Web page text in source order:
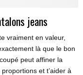
jeans
vraiment en valeur,
là que le bon
peut affiner la
et t’aider à